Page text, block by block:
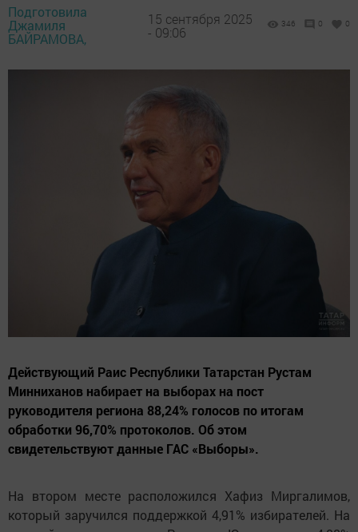
Подготовила
Джамиля
БАЙРАМОВА,
15 сентября 2025
- 09:06
346 0 0
Действующий Раис Республики Татарстан Рустам
Минниханов набирает на выборах на пост
руководителя региона 88,24% голосов по итогам
обработки 96,70% протоколов. Об этом
свидетельствуют данные ГАС «Выборы».
На втором месте расположился Хафиз Миргалимов,
который заручился поддержкой 4,91% избирателей. На